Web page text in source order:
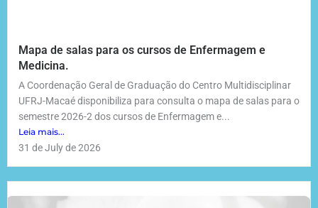
Mapa de salas para os cursos de Enfermagem e
Medicina.
A Coordenação Geral de Graduação do Centro Multidisciplinar
UFRJ-Macaé disponibiliza para consulta o mapa de salas para o
semestre 2026-2 dos cursos de Enfermagem e...
Leia mais...
31 de July de 2026